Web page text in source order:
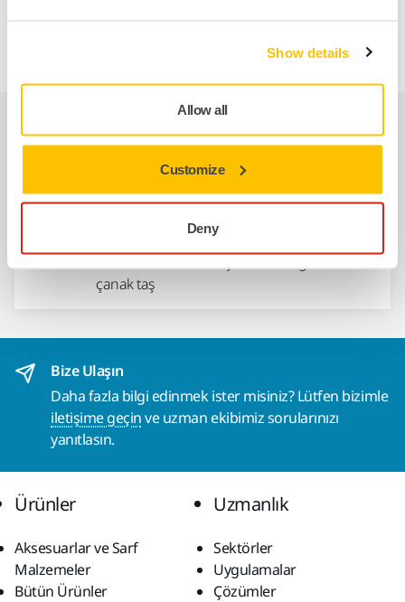
Show details
Allow all
Customize
Deny
12V9 125 10 2 20 20 D64 SR 125 M413
CNC makinelerinde tungsten karbür silindir
çanak taş
Bize Ulaşın
Daha fazla bilgi edinmek ister misiniz? Lütfen bizimle
iletişime geçinve uzman ekibimiz sorularınızı
yanıtlasın.
Ürünler
Aksesuarlar ve Sarf
Malzemeler
Bütün Ürünler
Uzmanlık
Sektörler
Uygulamalar
Çözümler